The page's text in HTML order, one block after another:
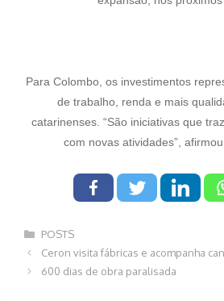
Para Colombo, os investimentos
de trabalho, renda e mais
catarinenses. “São iniciativas que
com novas atividades”,
Categorias
POSTS
Navegação
Ceron visita fábricas e acompanha
600 dias de obra paralisada